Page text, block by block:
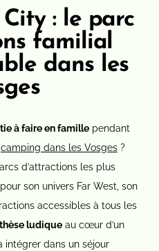
: le parc
familial
dans les
à faire en famillependant
camping dans les Vosges?
d’attractions les plus
son univers Far West, son
accessibles à tous les
ludiqueau cœur d’un
intégrer dans un séjour